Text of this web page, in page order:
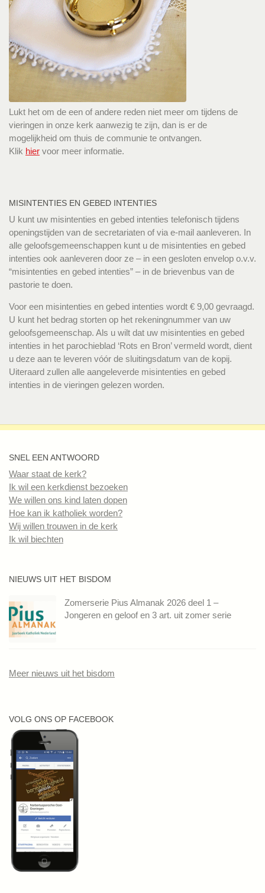
Lukt het om de een of andere reden niet meer om tijdens de
vieringen in onze kerk aanwezig te zijn, dan is er de
mogelijkheid om thuis de communie te ontvangen.
Klik hier voor meer informatie.
MISINTENTIES EN GEBED INTENTIES
U kunt uw misintenties en gebed intenties telefonisch tijdens
openingstijden van de secretariaten of via e-mail aanleveren. In
alle geloofsgemeenschappen kunt u de misintenties en gebed
intenties ook aanleveren door ze – in een gesloten envelop o.v.v.
“misintenties en gebed intenties” – in de brievenbus van de
pastorie te doen.
Voor een misintenties en gebed intenties wordt € 9,00 gevraagd.
U kunt het bedrag storten op het rekeningnummer van uw
geloofsgemeenschap. Als u wilt dat uw misintenties en gebed
intenties in het parochieblad ‘Rots en Bron’ vermeld wordt, dient
u deze aan te leveren vóór de sluitingsdatum van de kopij.
Uiteraard zullen alle aangeleverde misintenties en gebed
intenties in de vieringen gelezen worden.
SNEL EEN ANTWOORD
Waar staat de kerk?
Ik wil een kerkdienst bezoeken
We willen ons kind laten dopen
Hoe kan ik katholiek worden?
Wij willen trouwen in de kerk
Ik wil biechten
NIEUWS UIT HET BISDOM
Zomerserie Pius Almanak 2026 deel 1 –
Jongeren en geloof en 3 art. uit zomer serie
Meer nieuws uit het bisdom
VOLG ONS OP FACEBOOK